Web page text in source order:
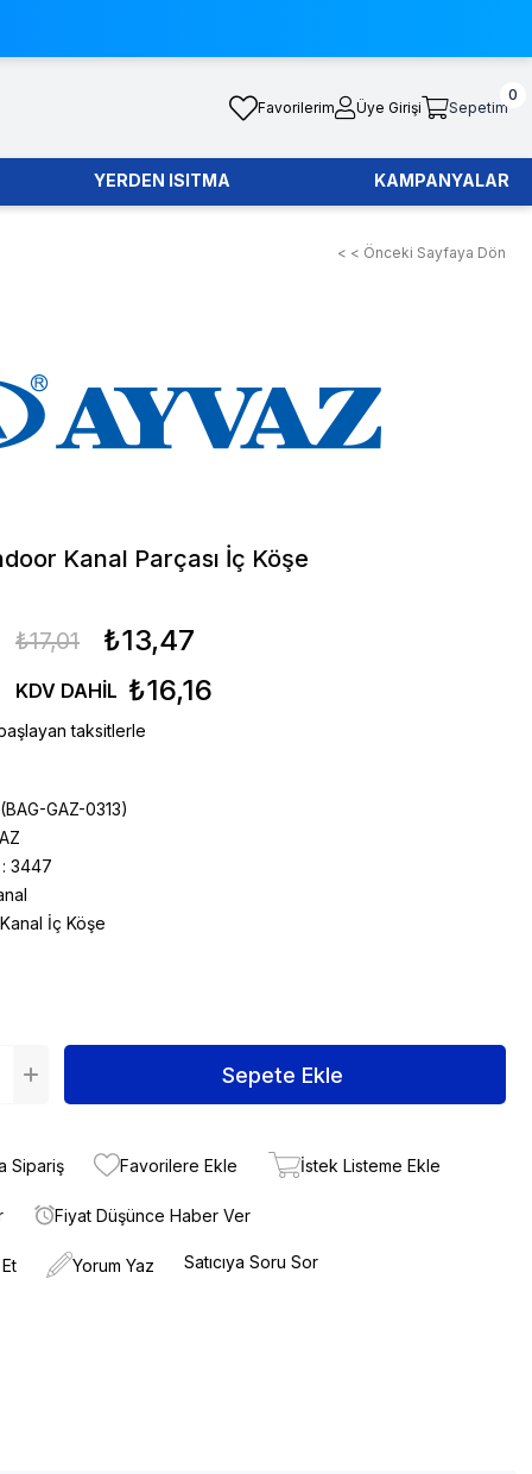
Favorilerim Üye Girişi Sepetim
0
YERDEN ISITMA KAMPANYALAR
< < Önceki Sayfaya Dön
Kanal Parçası İç Köşe
₺17,01 ₺13,47
KDV DAHIL ₺16,16
taksitlerle
(BAG-GAZ-0313)
: 3447
İç Köşe
Sipariş Favorilere Ekle İstek Listeme Ekle
Fiyat Düşünce Haber Ver
Yorum Yaz Satıcıya Soru Sor